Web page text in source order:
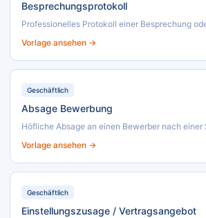
Besprechungsprotokoll
Professionelles Protokoll einer Besprechung
Vorlage ansehen →
Geschäftlich
Absage Bewerbung
Höfliche Absage an einen Bewerber nach einer
Vorlage ansehen →
Geschäftlich
Einstellungszusage / Vertragsangebot